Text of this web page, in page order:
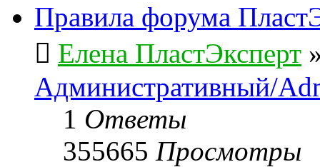
Правила форума
Елена ПластЭксперт
Административный/
1 Ответы
355665 Просмотры